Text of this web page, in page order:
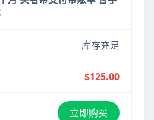
库存充足
$125.00
立即购买